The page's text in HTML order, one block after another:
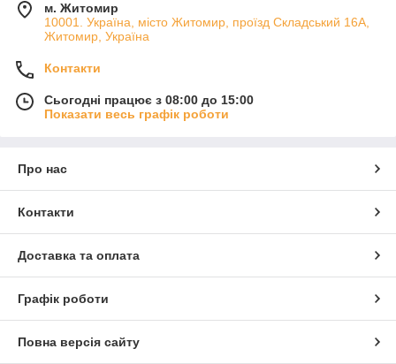
м. Житомир
10001. Україна, місто Житомир, проїзд Складський 16А,
Житомир, Україна
Контакти
Сьогодні працює з 08:00 до 15:00
Показати весь графік роботи
Про нас
Контакти
Доставка та оплата
Графік роботи
Повна версія сайту